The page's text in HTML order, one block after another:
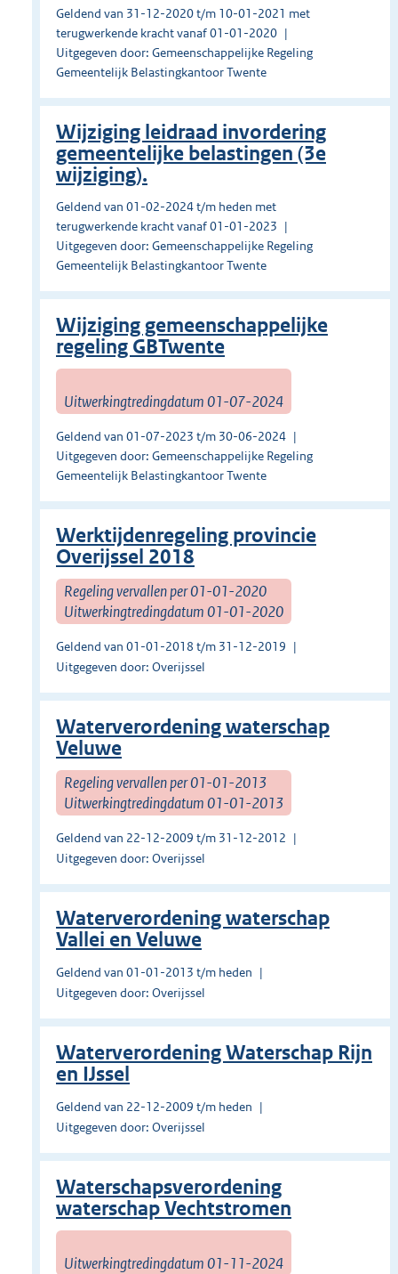
Geldend van 31-12-2020 t/m 10-01-2021 met
terugwerkende kracht vanaf 01-01-2020
Uitgegeven door: Gemeenschappelijke Regeling
Gemeentelijk Belastingkantoor Twente
Wijziging leidraad invordering
gemeentelijke belastingen (3e
wijziging).
Geldend van 01-02-2024 t/m heden met
terugwerkende kracht vanaf 01-01-2023
Uitgegeven door: Gemeenschappelijke Regeling
Gemeentelijk Belastingkantoor Twente
Wijziging gemeenschappelijke
regeling GBTwente
Uitwerkingtredingdatum 01-07-2024
Geldend van 01-07-2023 t/m 30-06-2024
Uitgegeven door: Gemeenschappelijke Regeling
Gemeentelijk Belastingkantoor Twente
Werktijdenregeling provincie
Overijssel 2018
Regeling vervallen per 01-01-2020
Uitwerkingtredingdatum 01-01-2020
Geldend van 01-01-2018 t/m 31-12-2019
Uitgegeven door: Overijssel
Waterverordening waterschap
Veluwe
Regeling vervallen per 01-01-2013
Uitwerkingtredingdatum 01-01-2013
Geldend van 22-12-2009 t/m 31-12-2012
Uitgegeven door: Overijssel
Waterverordening waterschap
Vallei en Veluwe
Geldend van 01-01-2013 t/m heden
Uitgegeven door: Overijssel
Waterverordening Waterschap Rijn
en IJssel
Geldend van 22-12-2009 t/m heden
Uitgegeven door: Overijssel
Waterschapsverordening
waterschap Vechtstromen
Uitwerkingtredingdatum 01-11-2024